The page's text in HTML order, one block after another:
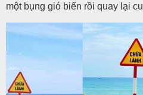
một bụng gió biển rồi quay lại